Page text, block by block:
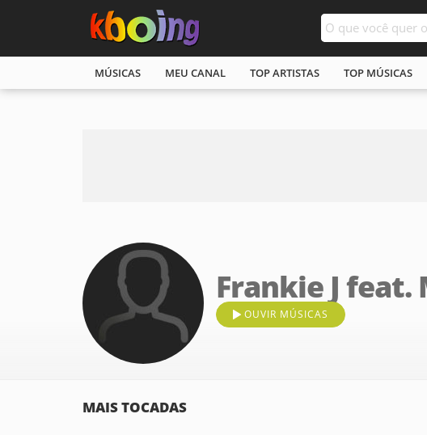
MÚSICAS MEU CANAL TOP ARTISTAS TOP MÚSICAS
Frankie J feat.
OUVIR MÚSICAS
MAIS TOCADAS